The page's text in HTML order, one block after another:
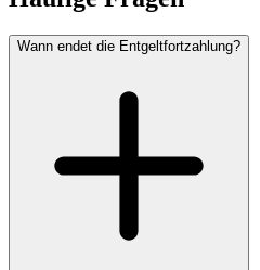
Wann endet die Entgeltfortzahlung?